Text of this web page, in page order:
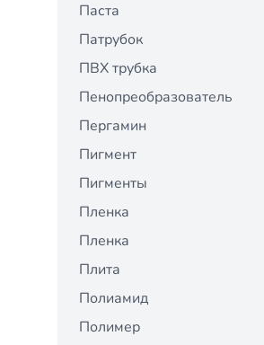
Паста
Патрубок
ПВХ трубка
Пенопреобразователь
Пергамин
Пигмент
Пигменты
Пленка
Пленка
Плита
Полиамид
Полимер